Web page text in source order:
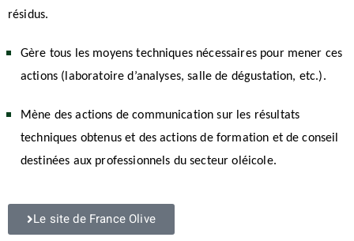
résidus.
Gère tous les moyens techniques nécessaires pour mener ces
actions (laboratoire d’analyses, salle de dégustation, etc.).
Mène des actions de communication sur les résultats
techniques obtenus et des actions de formation et de conseil
destinées aux professionnels du secteur oléicole.
Le site de France Olive